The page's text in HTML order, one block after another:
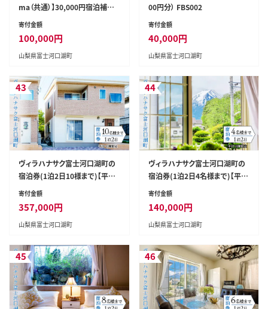
ma（共通）】30,000円宿泊補助
券
寄付金額
100,000円
山梨県富士河口湖町
00円分） FBS002
寄付金額
40,000円
山梨県富士河口湖町
43
ヴィラハナサク富士河口湖町の
宿泊券(1泊2日10様まで)【平日・
日曜限定】 FCS004
寄付金額
357,000円
山梨県富士河口湖町
44
ヴィラハナサク富士河口湖町の
宿泊券(1泊2日4名様まで)【平
日・日曜限定】 FCS001
寄付金額
140,000円
山梨県富士河口湖町
45 46